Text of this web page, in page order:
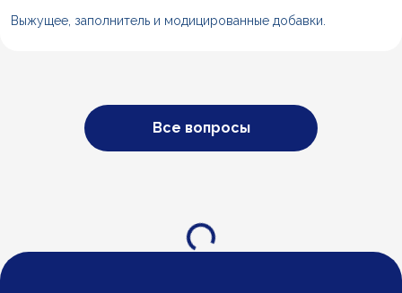
Выжущее, заполнитель и модицированные добавки.
Все вопросы
Загрузка...